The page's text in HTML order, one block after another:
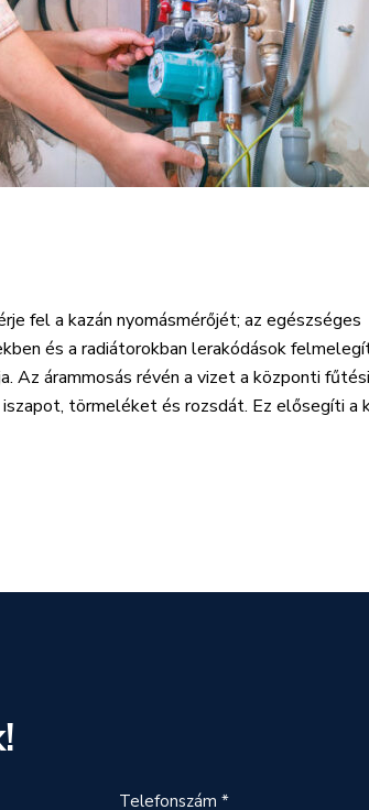
fel a kazán nyomásmérőjét; az egészséges
és a radiátorokban lerakódások
Az árammosás révén a vizet a központi fűtési
törmeléket és rozsdát. Ez elősegíti a